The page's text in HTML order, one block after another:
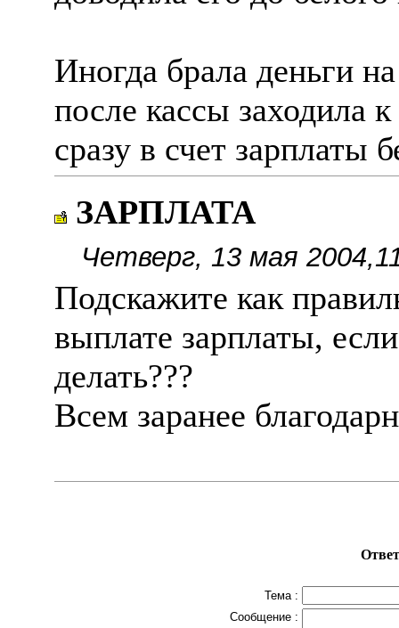
Иногда брала деньги
после кассы заходила
сразу в счет зарплаты
ЗАРПЛАТА
Четверг, 13 мая
Подскажите как
выплате зарплаты,
делать???
Всем заранее
Тема :
Сообщение :